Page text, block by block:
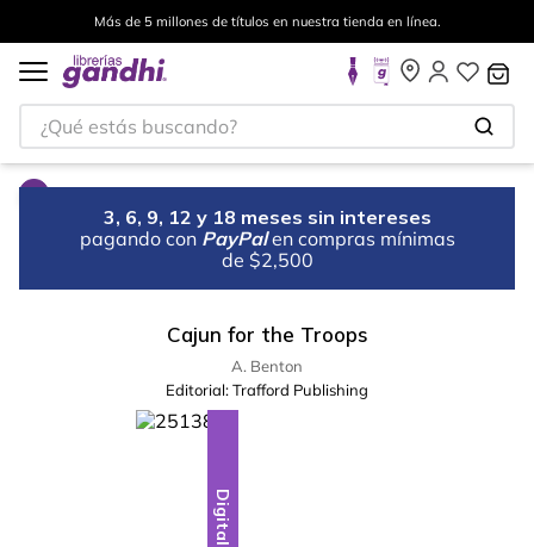
Más de 5 millones de títulos en nuestra tienda en línea.
¿Qué estás buscando?
3, 6, 9, 12 y 18 meses sin intereses
pagando con PayPal en compras mínimas
de $2,500
Cajun for the Troops
A. Benton
Editorial:Trafford Publishing
Digital